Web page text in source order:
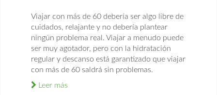
Viajar con más de 60 debería ser algo libre de
cuidados, relajante y no debería plantear
ningún problema real. Viajar a menudo puede
ser muy agotador, pero con la hidratación
regular y descanso está garantizado que viajar
con más de 60 saldrá sin problemas.
Leer más